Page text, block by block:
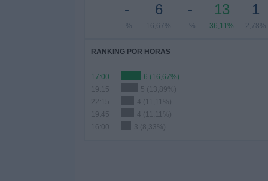
-
- %
6
16,67%
-
- %
13
36,11%
1
2,78%
RANKING POR HORAS
17:00
6 (16,67%)
19:15
5 (13,89%)
22:15
4 (11,11%)
19:45
4 (11,11%)
16:00
3 (8,33%)